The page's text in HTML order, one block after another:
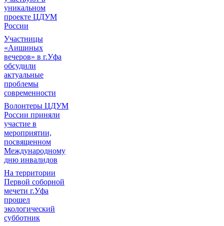
уникальном
проекте ЦДУМ
России
Участницы
«Аишиных
вечеров» в г.Уфа
обсудили
актуальные
проблемы
современности
Волонтеры ЦДУМ
России приняли
участие в
мероприятии,
посвященном
Международному
дню инвалидов
На территории
Первой соборной
мечети г.Уфа
прошел
экологический
субботник